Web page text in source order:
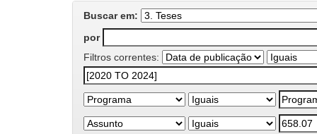
Buscar em:
por
Filtros correntes: